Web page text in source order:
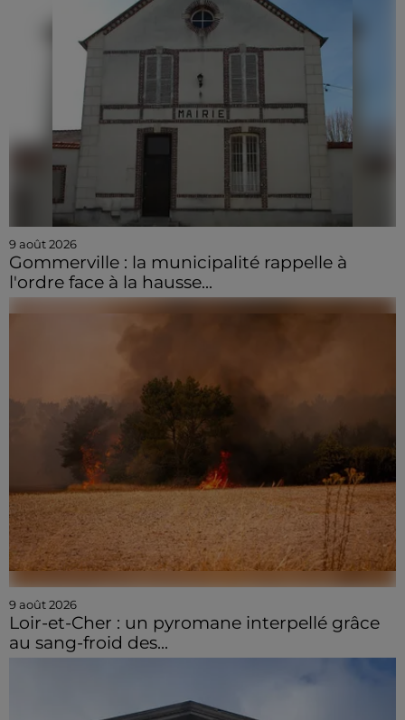
9 août 2026
Gommerville : la municipalité rappelle à
l'ordre face à la hausse...
9 août 2026
Loir-et-Cher : un pyromane interpellé grâce
au sang-froid des...